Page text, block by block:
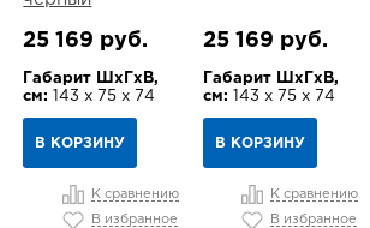
25 169 руб.
Габарит ШхГхВ,
см:
143 х 75 х 74
В КОРЗИНУ
К сравнению
В избранное
25 169 руб.
Габарит ШхГхВ,
см: 143 х 75 х 74
В КОРЗИНУ
К сравнению
В избранное